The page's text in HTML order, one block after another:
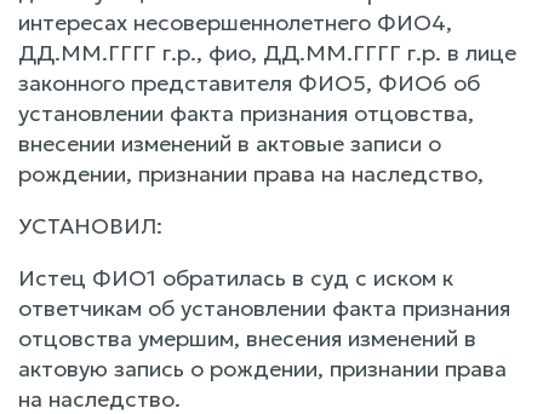
интересах несовершеннолетнего ФИО4,
ДД.ММ.ГГГГ г.р., фио, ДД.ММ.ГГГГ г.р. в лице
законного представителя ФИО5, ФИО6 об
установлении факта признания отцовства,
внесении изменений в актовые записи о
рождении, признании права на наследство,
УСТАНОВИЛ:
Истец ФИО1 обратилась в суд с иском к
ответчикам об установлении факта признания
отцовства умершим, внесения изменений в
актовую запись о рождении, признании права
на наследство.